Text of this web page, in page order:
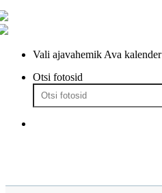
Vali ajavahemik Ava kalender
Otsi fotosid